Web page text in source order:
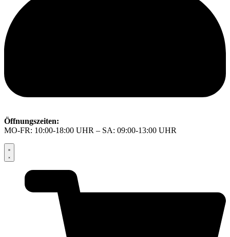
Öffnungszeiten:
MO-FR: 10:00-18:00 UHR – SA: 09:00-13:00 UHR